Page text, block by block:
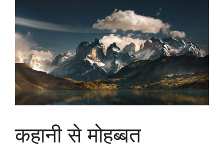
कहानी से मोहब्बत